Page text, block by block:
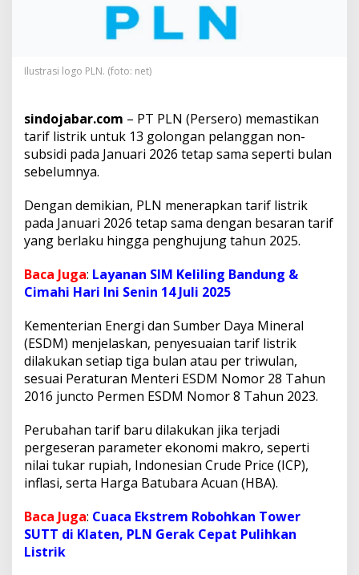
i
o
-
S
s
d
i
a
u
r
i
2
0
2
6
a
k
e
r
b
a
Ilustrasi logo PLN. (foto: net)
sindojabar.com – PT PLN (Persero) memastikan
tarif listrik untuk 13 golongan pelanggan non-
subsidi pada Januari 2026 tetap sama seperti bulan
sebelumnya.
Dengan demikian, PLN menerapkan tarif listrik
pada Januari 2026 tetap sama dengan besaran tarif
yang berlaku hingga penghujung tahun 2025.
Baca Juga: Layanan SIM Keliling Bandung &
Cimahi Hari Ini Senin 14 Juli 2025
Kementerian Energi dan Sumber Daya Mineral
(ESDM) menjelaskan, penyesuaian tarif listrik
dilakukan setiap tiga bulan atau per triwulan,
sesuai Peraturan Menteri ESDM Nomor 28 Tahun
2016 juncto Permen ESDM Nomor 8 Tahun 2023.
Perubahan tarif baru dilakukan jika terjadi
pergeseran parameter ekonomi makro, seperti
nilai tukar rupiah, Indonesian Crude Price (ICP),
inflasi, serta Harga Batubara Acuan (HBA).
Baca Juga: Cuaca Ekstrem Robohkan Tower
SUTT di Klaten, PLN Gerak Cepat Pulihkan
Listrik